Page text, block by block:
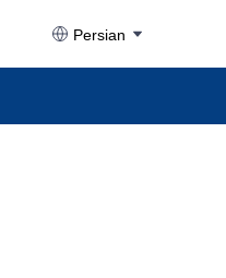
Persian